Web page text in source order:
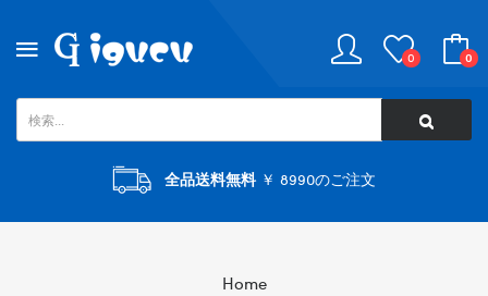
0 0
全品送料無料￥ 8990のご注文
Home